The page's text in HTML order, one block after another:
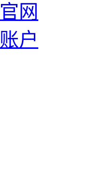
网
户